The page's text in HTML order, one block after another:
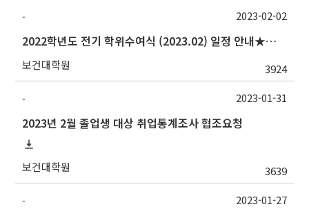
-
2022학년도 전기 학위수여식 (2023.02) 일정 안내★참석여부 변동시 연락必
보건대학원 3924
2023-02-02
-
2023년 2월 졸업생 대상 취업통계조사 협조요청
보건대학원 3639
2023-01-31
- 2023-01-27